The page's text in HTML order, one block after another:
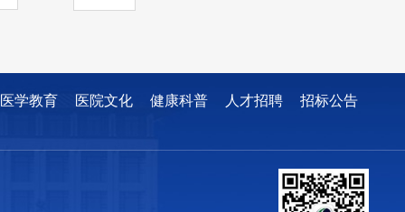
医学教育 医院文化 健康科普 人才招聘 招标公告